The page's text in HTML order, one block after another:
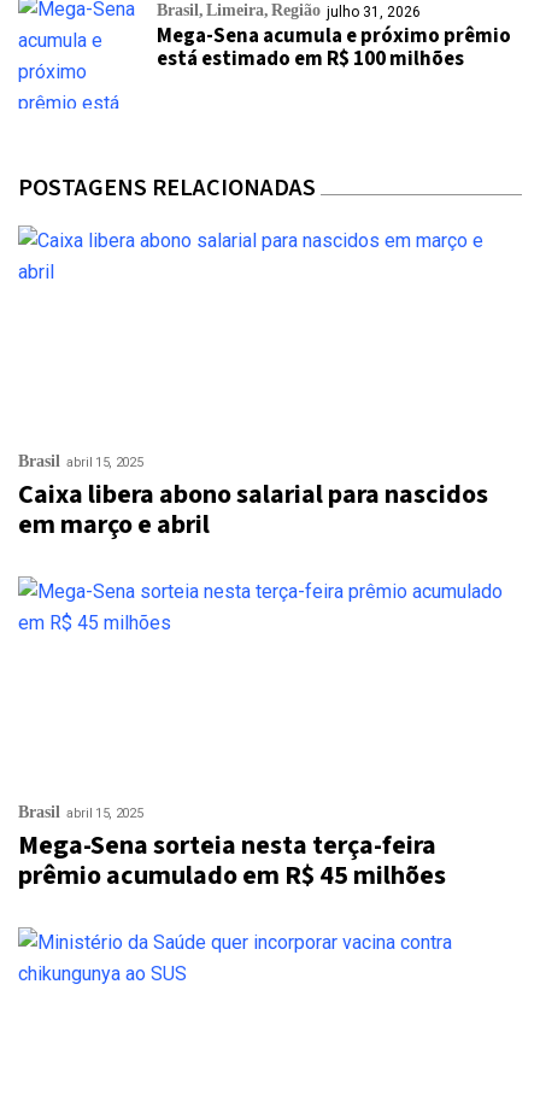
Brasil Limeira Região julho 31, 2026
Mega-Sena acumula e próximo prêmio
está estimado em R$ 100 milhões
POSTAGENS RELACIONADAS
Brasil abril 15, 2025
Caixa libera abono salarial para nascidos
em março e abril
Brasil abril 15, 2025
Mega-Sena sorteia nesta terça-feira
prêmio acumulado em R$ 45 milhões